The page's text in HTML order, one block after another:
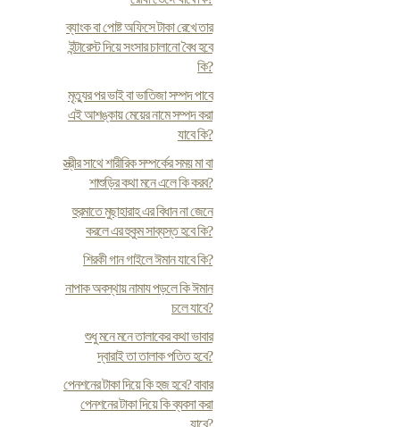
ব্যাংক বা পোষ্ট অফিসে টাকা রেখে তার
ইন্টারেস্ট দিয়ে সংসার চালানো বৈধ হবে
কি?
মৃত্যুর পর ভাই বা ভাতিজা সম্পদ পাবে
এই আশঙ্কায় মেয়ের নামে সম্পদ করা
যাবে কি?
স্ত্রীর সাথে শারীরিক সম্পর্কের সময় মা বা
শাশুড়ির কথা মনে এলে কি করব?
হুরমাতে মুছাহারাহ এর বিধান না জেনে
করলে এর হুকুম সাব্যস্ত হবে কি?
শিরকী গান গাইলে ঈমান যাবে কি?
নাপাক অবস্থায় নামায পড়লে কি ঈমান
চলে যাবে?
শুধু মনে মনে তালাকের কথা ভাবার
দ্বারাই তা তালাক পতিত হবে?
পেনশনের টাকা দিয়ে কি হজ হবে? বাবার
পেনশনের টাকা দিয়ে কি ব্যবসা করা
যাবে?